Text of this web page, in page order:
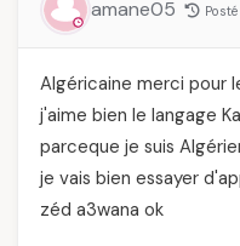
amane05
Algéricaine merci pour
j'aime bien le langage
parceque je suis
je vais bien essayer
zéd a3wana ok